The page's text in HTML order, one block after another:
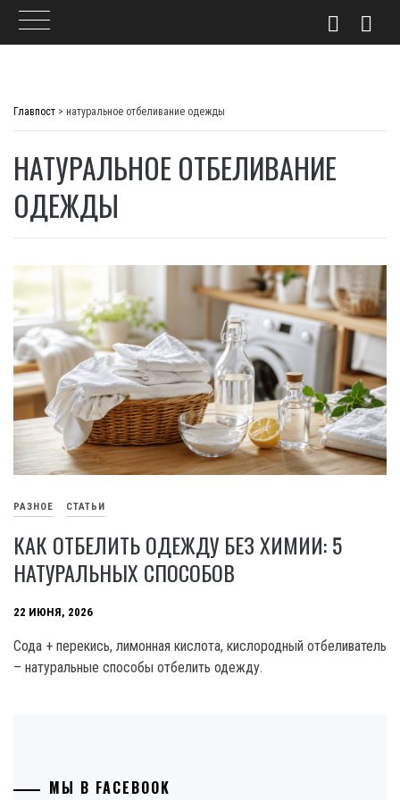
Главпост > натуральное отбеливание одежды
НАТУРАЛЬНОЕ ОТБЕЛИВАНИЕ
ОДЕЖДЫ
РАЗНОЕ СТАТЬИ
КАК ОТБЕЛИТЬ ОДЕЖДУ БЕЗ ХИМИИ: 5
НАТУРАЛЬНЫХ СПОСОБОВ
22 ИЮНЯ, 2026
Сода + перекись, лимонная кислота, кислородный отбеливатель
– натуральные способы отбелить одежду.
МЫ В FACEBOOK